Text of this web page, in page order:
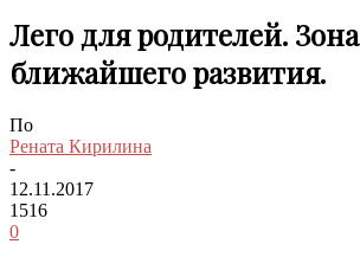
Лего для родителей. Зона
ближайшего развития.
По
Рената Кирилина
-
12.11.2017
1516
0